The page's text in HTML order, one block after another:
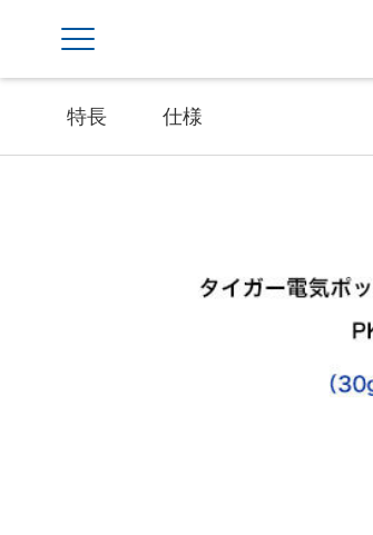
特長 仕様